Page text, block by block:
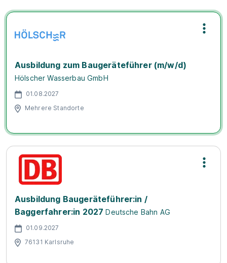
Ausbildung zum Baugeräteführer (m/w/d)
Hölscher Wasserbau GmbH
01.08.2027
Mehrere Standorte
Ausbildung Baugeräteführer:in /
Baggerfahrer:in 2027 Deutsche Bahn AG
01.09.2027
76131 Karlsruhe